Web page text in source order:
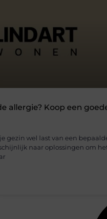
allergie? Koop een
gezin wel last van een
naar oplossingen om